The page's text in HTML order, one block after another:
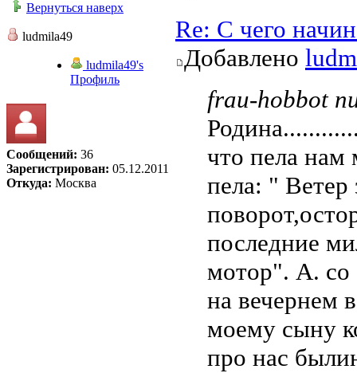
Вернуться наверх
ludmila49
ludmila49's
Профиль
Сообщений: 36
Зарегистрирован: 05.12.2011
Откуда: Москва
Re: С чего
Добавлено
frau-hobbot
что пела
пела: "
последние
мотор". А. со
на вечернем
моему сыну
про нас